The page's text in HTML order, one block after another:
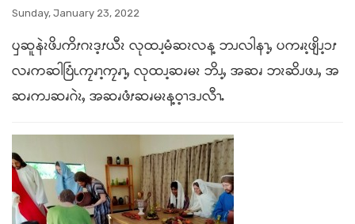
Sunday, January 23, 2022
ၦဆူနဲၩဖိၪကိၭဂၩဒ့ၭယီၩ လုထၪ့မံဆၩလန့ ဘၪလါနၫ့ႇ ပကၧၩ့ဖျိၪ့ၥၭ
လၧကဆါဎြံၬကၠၧၫ့ကၠၧၫ့ႇ လုထၪ့ဆၧမၩ ဘိၪ့ႇ အဆၧ ဘၩဆိၪဖၪႇ အ
ဆၧကၪဆၧဂဲၩႇ အဆၧဖံၭဆၧမၩန့ဝ့ၫဒၪလီၫႉ